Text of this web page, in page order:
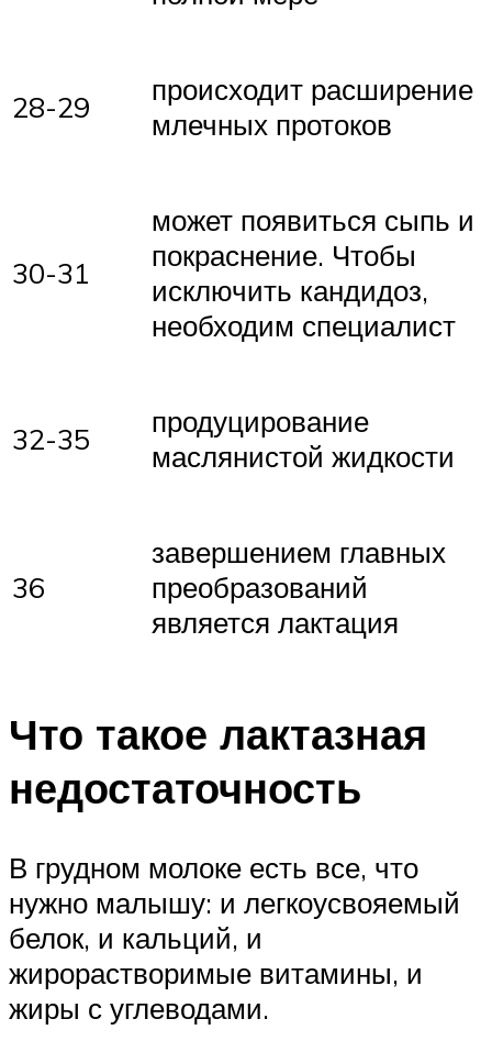
28-29
происходит расширение
млечных протоков
30-31
может появиться сыпь и
покраснение. Чтобы
исключить кандидоз,
необходим специалист
32-35
продуцирование
маслянистой жидкости
36
завершением главных
преобразований
является лактация
Что такое лактазная
недостаточность
В грудном молоке есть все, что
нужно малышу: и легкоусвояемый
белок, и кальций, и
жирорастворимые витамины, и
жиры с углеводами.